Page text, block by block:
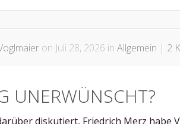
on Juli 28, 2026 in Allgemein | 2
UNERWÜNSCHT?
diskutiert, Friedrich Merz habe